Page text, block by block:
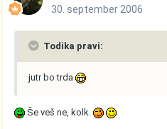
30. september 2006
Todika pravi:
jutr bo trda
Še veš ne, kolk.